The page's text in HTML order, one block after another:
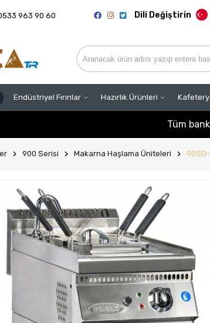
963 90 60 Dili Değiştirin
Endüstriyel Fırınlar Hazırlık Ürünleri
Tüm
900 Serisi Makarna Haşlama Üniteleri 90SD-